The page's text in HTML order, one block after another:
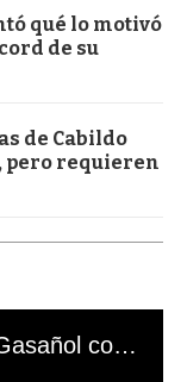
qué lo motivó
de su
de Cabildo
pero requieren
El mal momento de Yanina Gasañol con un hincha argentino en "Subrayado"